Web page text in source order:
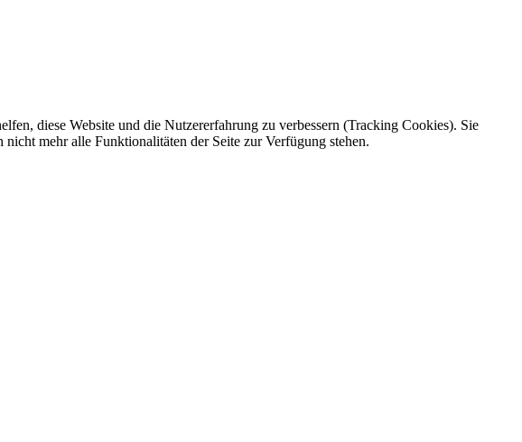
diese Website und die Nutzererfahrung zu verbessern (Tracking Cookies). Sie
mehr alle Funktionalitäten der Seite zur Verfügung stehen.